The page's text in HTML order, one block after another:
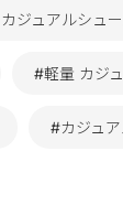
ジュアルシュ
#軽量 カジ
#カジュ